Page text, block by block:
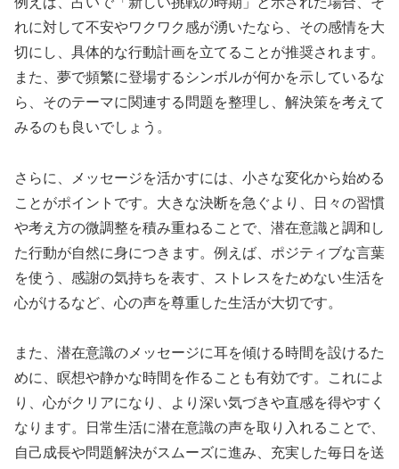
れに対して不安やワクワク感が湧いたなら、その感情を大
切にし、具体的な行動計画を立てることが推奨されます。
また、夢で頻繁に登場するシンボルが何かを示しているな
ら、そのテーマに関連する問題を整理し、解決策を考えて
みるのも良いでしょう。
さらに、メッセージを活かすには、小さな変化から始める
ことがポイントです。大きな決断を急ぐより、日々の習慣
や考え方の微調整を積み重ねることで、潜在意識と調和し
た行動が自然に身につきます。例えば、ポジティブな言葉
を使う、感謝の気持ちを表す、ストレスをためない生活を
心がけるなど、心の声を尊重した生活が大切です。
また、潜在意識のメッセージに耳を傾ける時間を設けるた
めに、瞑想や静かな時間を作ることも有効です。これによ
り、心がクリアになり、より深い気づきや直感を得やすく
なります。日常生活に潜在意識の声を取り入れることで、
自己成長や問題解決がスムーズに進み、充実した毎日を送